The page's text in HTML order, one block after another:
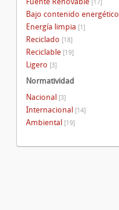
[17]
Bajo contenido energético
Energía limpia [1]
Reciclado [18]
Reciclable [19]
Ligero [3]
Normatividad
Nacional [3]
Internacional [14]
Ambiental [19]